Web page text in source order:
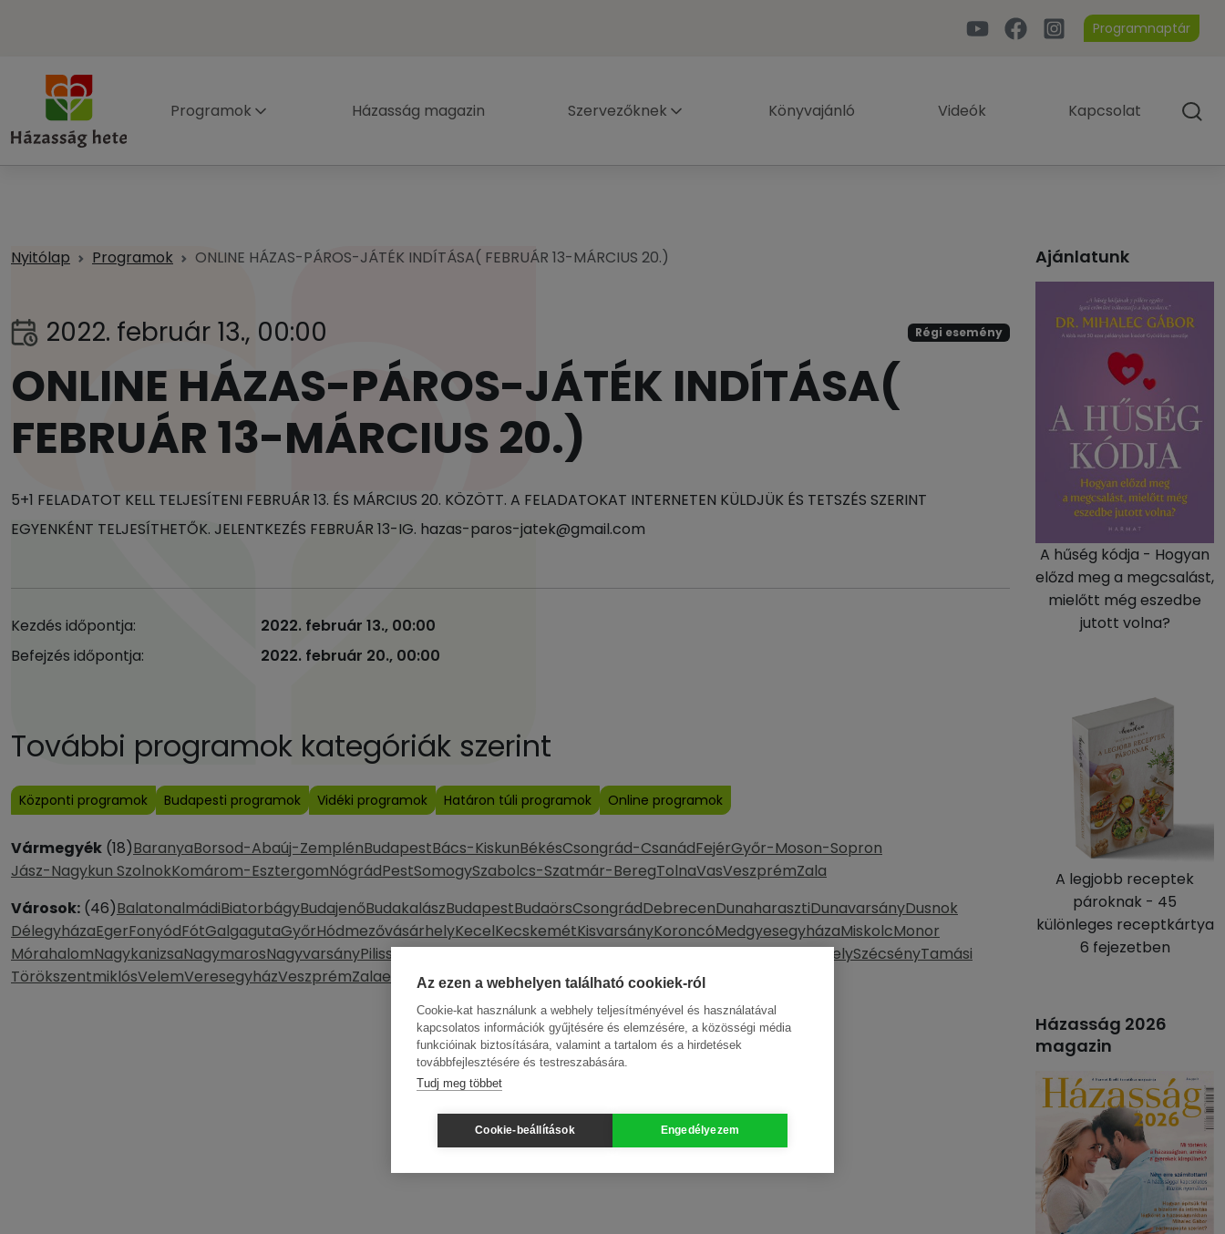
Programnaptár
Programok Házasság magazin Szervezőknek Könyvajánló Videók Kapcsolat
Nyitólap Programok ONLINE HÁZAS-PÁROS-JÁTÉK INDÍTÁSA( FEBRUÁR 13-MÁRCIUS 20.)
2022. február 13., 00:00 Régi esemény
ONLINE HÁZAS-PÁROS-JÁTÉK INDÍTÁSA(
FEBRUÁR 13-MÁRCIUS 20.)
5+1 FELADATOT KELL TELJESÍTENI FEBRUÁR 13. ÉS MÁRCIUS 20. KÖZÖTT. A FELADATOKAT INTERNETEN KÜLDJÜK ÉS TETSZÉS SZERINT
EGYENKÉNT TELJESÍTHETŐK. JELENTKEZÉS FEBRUÁR 13-IG. hazas-paros-jatek@gmail.com
Kezdés időpontja:
2022. február 13., 00:00
Befejzés időpontja:
2022. február 20., 00:00
További programok kategóriák szerint
Központi programok Budapesti programok Vidéki programok Határon túli programok Online programok
Vármegyék (18)BaranyaBorsod-Abaúj-ZemplénBudapestBács-KiskunBékésCsongrád-CsanádFejérGyőr-Moson-Sopron
Jász-Nagykun SzolnokKomárom-EsztergomNógrádPestSomogySzabolcs-Szatmár-BeregTolnaVasVeszprémZala
Városok: (46)BalatonalmádiBiatorbágyBudajenőBudakalászBudapestBudaörsCsongrádDebrecenDunaharasztiDunavarsányDusnok
DélegyházaEgerFonyódFótGalgagutaGyőrHódmezővásárhelyKecelKecskemétKisvarsányKoroncóMedgyesegyházaMiskolcMonor
MórahalomNagykanizsaNagymarosNagyvarsányPilisszentivánPécsSajószentpéterSolymárSukoróSzegedSzombathelySzécsényTamási
TörökszentmiklósVelemVeresegyházVeszprémZalaegerszegZsombóÁszárÓzd
Ajánlatunk
A hűség kódja - Hogyan
előzd meg a megcsalást,
mielőtt még eszedbe
jutott volna?
A legjobb receptek
pároknak - 45
különleges receptkártya
6 fejezetben
Házasság 2026
magazin
Az ezen a webhelyen található cookiek-ról
Cookie-kat használunk a webhely teljesítményével és használatával
kapcsolatos információk gyűjtésére és elemzésére, a közösségi média
funkcióinak biztosítására, valamint a tartalom és a hirdetések
továbbfejlesztésére és testreszabására.
Tudj meg többet
Cookie-beállítások Engedélyezem